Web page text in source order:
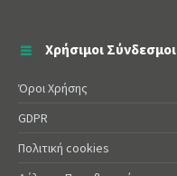
Χρήσιμοι Σύνδεσμοι
Όροι Χρήσης
GDPR
Πολιτική cookies